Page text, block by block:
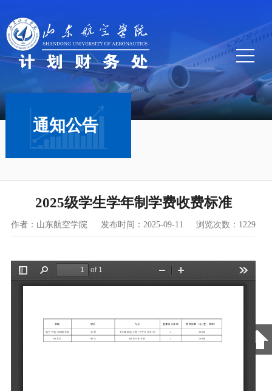
通知公告
2025级学生学年制学费收费标准
作者：山东航空学院 发布时间：2025-09-11 浏览次数： 1229